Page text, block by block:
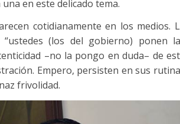
en este delicado tema.
cotidianamente en los medios.
(los del gobierno) ponen
–no la pongo en duda– de
Empero, persisten en sus
frivolidad.